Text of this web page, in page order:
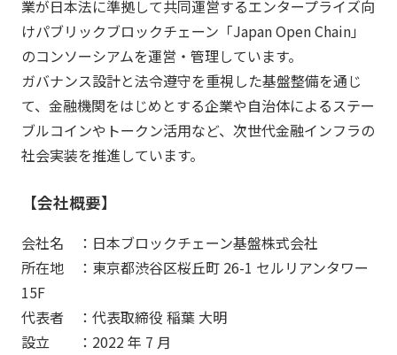
業が日本法に準拠して共同運営するエンタープライズ向
けパブリックブロックチェーン「Japan Open Chain」
のコンソーシアムを運営・管理しています。
ガバナンス設計と法令遵守を重視した基盤整備を通じ
て、金融機関をはじめとする企業や自治体によるステー
ブルコインやトークン活用など、次世代金融インフラの
社会実装を推進しています。
【会社概要】
会社名 ：日本ブロックチェーン基盤株式会社
所在地 ：東京都渋谷区桜丘町 26-1 セルリアンタワー
15F
代表者 ：代表取締役 稲葉 大明
設立 ：2022 年 7 月